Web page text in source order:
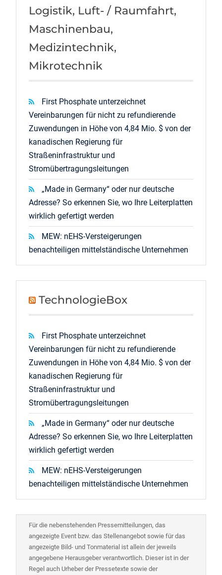
Logistik, Luft- / Raumfahrt,
Maschinenbau,
Medizintechnik,
Mikrotechnik
First Phosphate unterzeichnet
Vereinbarungen für nicht zu refundierende
Zuwendungen in Höhe von 4,84 Mio. $ von der
kanadischen Regierung für
Straßeninfrastruktur und
Stromübertragungsleitungen
„Made in Germany“ oder nur deutsche
Adresse? So erkennen Sie, wo Ihre Leiterplatten
wirklich gefertigt werden
MEW: nEHS-Versteigerungen
benachteiligen mittelständische Unternehmen
TechnologieBox
First Phosphate unterzeichnet
Vereinbarungen für nicht zu refundierende
Zuwendungen in Höhe von 4,84 Mio. $ von der
kanadischen Regierung für
Straßeninfrastruktur und
Stromübertragungsleitungen
„Made in Germany“ oder nur deutsche
Adresse? So erkennen Sie, wo Ihre Leiterplatten
wirklich gefertigt werden
MEW: nEHS-Versteigerungen
benachteiligen mittelständische Unternehmen
Für die nebenstehenden Pressemitteilungen, das
angezeigte Event bzw. das Stellenangebot sowie für das
angezeigte Bild- und Tonmaterial ist allein der jeweils
angegebene Herausgeber verantwortlich. Dieser ist in der
Regel auch Urheber der Pressetexte sowie der